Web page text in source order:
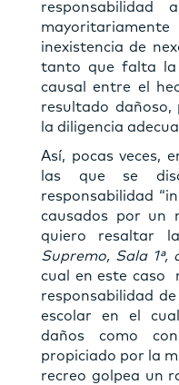
inexistencia de
tanto que falta la
causal entre el
resultado dañoso,
la diligencia
Así, pocas veces,
las que se
responsabilidad
causados por un
quiero resaltar
Supremo, Sala 1ª,
cual en este caso
responsabilidad
escolar en el
daños como
propiciado por la
recreo golpea un